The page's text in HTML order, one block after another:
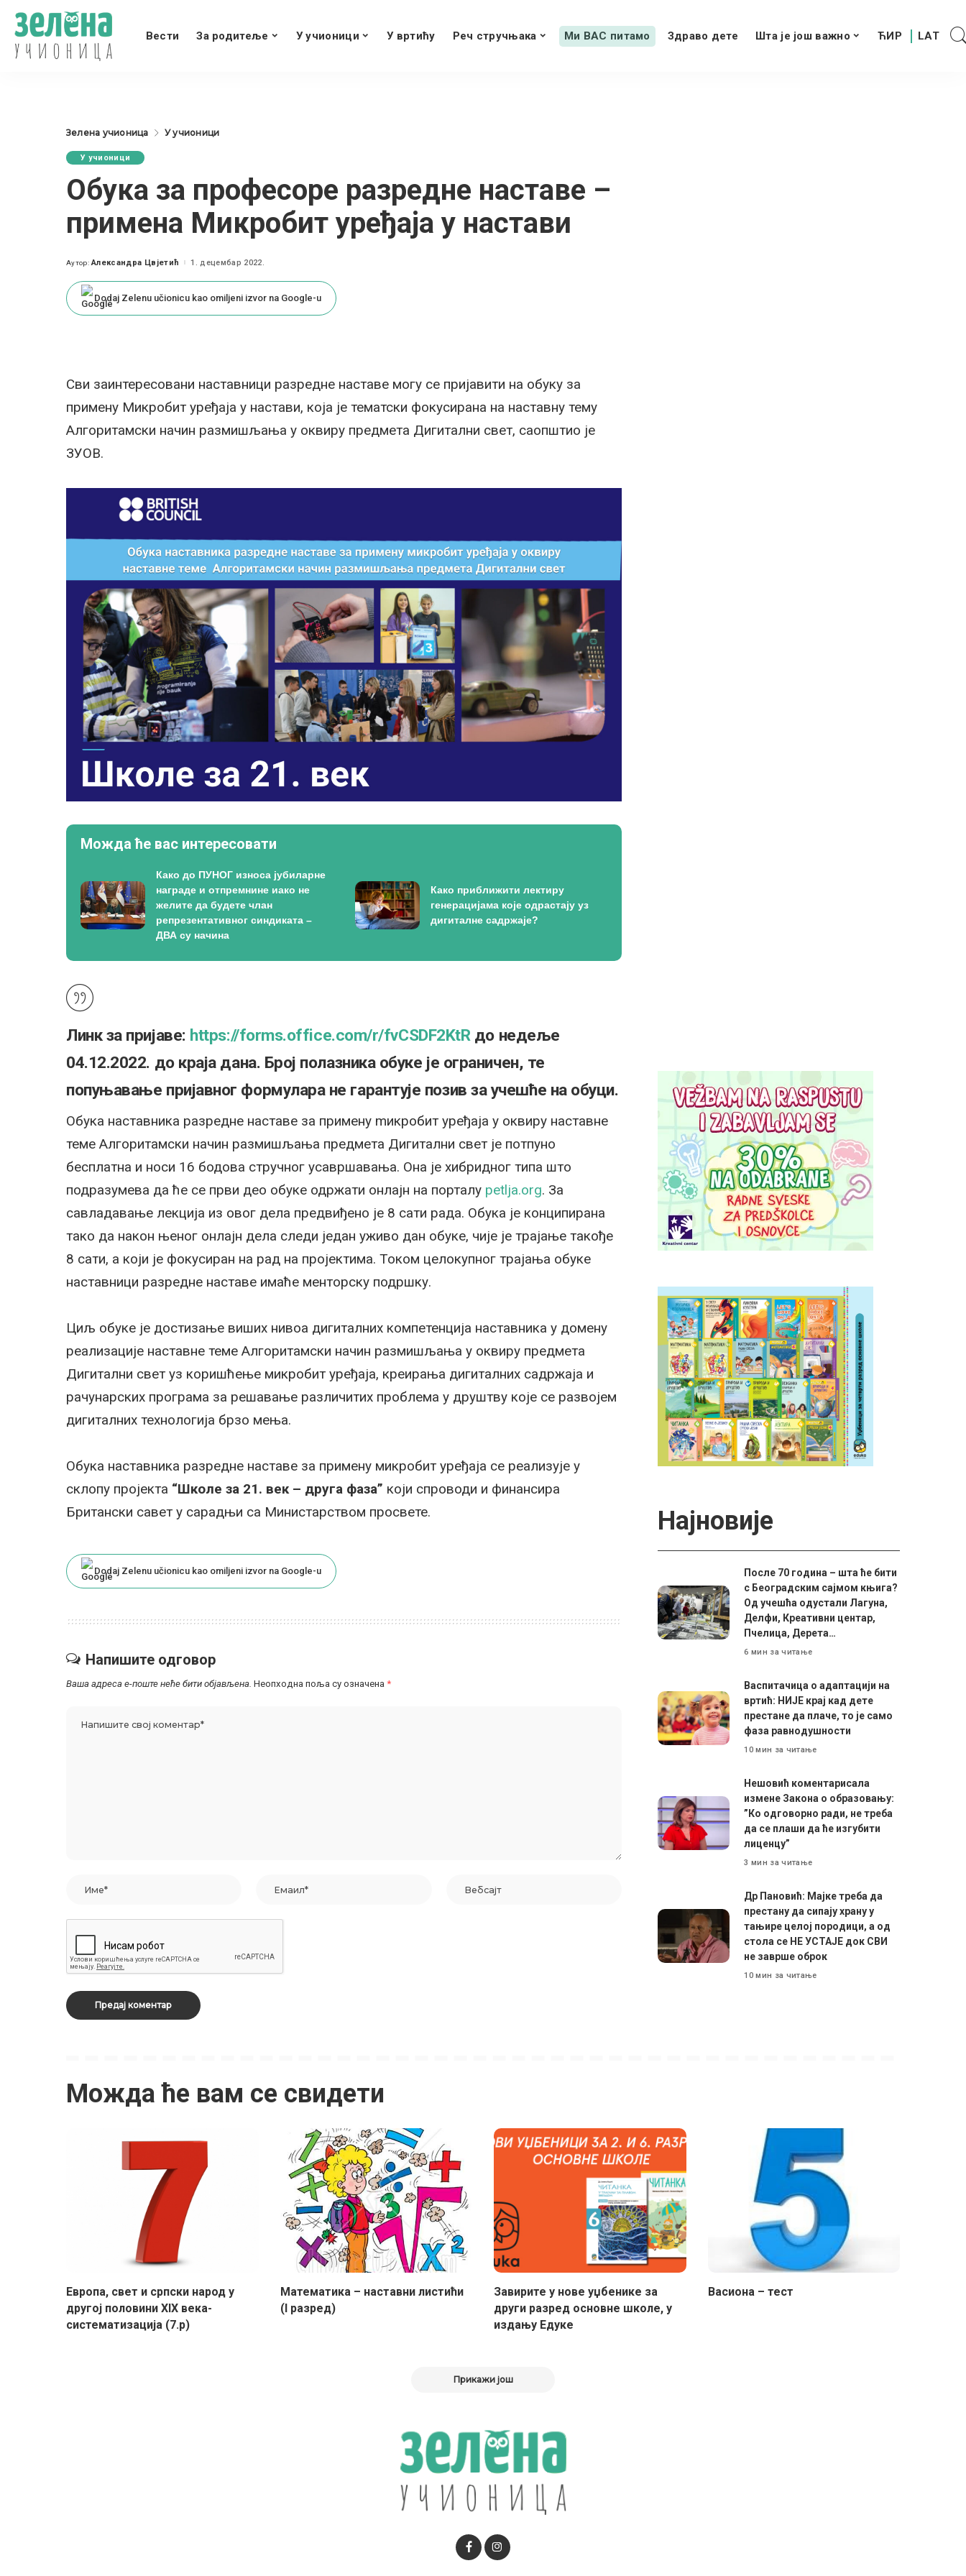
Вести За родитеље У учионици У вртићу Реч стручњака Ми ВАС питамо Здраво дете Шта је још важно
Зелена учионица У учионици
У учионици
Обука за професоре разредне наставе –
примена Микробит уређаја у настави
Posted
Аутор: Александра Цвјетић 1. децембар 2022.
Dodaj Zelenu učionicu kao omiljeni izvor na Google-u
Сви заинтересовани наставници разредне наставе могу се пријавити на обуку за
примену Микробит уређаја у настави, која је тематски фокусирана на наставну тему
Алгоритамски начин размишљања у оквиру предмета Дигитални свет, саопштио је
ЗУОВ.
Можда ће вас интересовати
Како до ПУНОГ износа јубиларне
награде и отпремнине иако не
желите да будете члан
репрезентативног синдиката –
ДВА су начина
Како приближити лектиру
генерацијама које одрастају уз
дигиталне садржаје?
Линк за пријаве: https://forms.office.com/r/fvCSDF2KtRдо недеље
04.12.2022. до краја дана. Број полазника обуке је ограничен, те
попуњавање пријавног формулара не гарантује позив за учешће на обуци.
Обука наставника разредне наставе за примену mикробит уређаја у оквиру наставне
теме Алгоритамски начин размишљања предмета Дигитални свет је потпуно
бесплатна и носи 16 бодова стручног усавршавања. Она је хибридног типа што
подразумева да ће се први део обуке одржати онлајн на порталу petlja.org. За
савладавање лекција из овог дела предвиђено је 8 сати рада. Обука је конципирана
тако да након њеног онлајн дела следи један уживо дан обуке, чије је трајање такође
8 сати, а који је фокусиран на рад на пројектима. Током целокупног трајања обуке
наставници разредне наставе имаће менторску подршку.
Циљ обуке је достизање виших нивоа дигиталних компетенција наставника у домену
реализације наставне теме Алгоритамски начин размишљања у оквиру предмета
Дигитални свет уз коришћење микробит уређаја, креирања дигиталних садржаја и
рачунарских програма за решавање различитих проблема у друштву које се развојем
дигиталних технологија брзо мења.
Обука наставника разредне наставе за примену микробит уређаја се реализује у
склопу пројекта “Школе за 21. век – друга фаза” који спроводи и финансира
Британски савет у сарадњи са Министарством просвете.
Dodaj Zelenu učionicu kao omiljeni izvor na Google-u
Напишите одговор
Ваша адреса е-поште неће бити објављена. Неопходна поља су означена *
Најновије
После 70 година – шта ће бити
с Београдским сајмом књига?
Од учешћа одустали Лагуна,
Делфи, Креативни центар,
Пчелица, Дерета…
6 мин за читање
Васпитачица о адаптацији на
вртић: НИЈЕ крај кад дете
престане да плаче, то је само
фаза равнодушности
10 мин за читање
Нешовић коментарисала
измене Закона о образовању:
”Ко одговорно ради, не треба
да се плаши да ће изгубити
лиценцу”
3 мин за читање
Др Пановић: Мајке треба да
престану да сипају храну у
тањире целој породици, а од
стола се НЕ УСТАЈЕ док СВИ
не заврше оброк
10 мин за читање
Можда ће вам се свидети
Европа, свет и српски народ у
другој половини XIX века-
систематизација (7.р)
Maтематика – наставни листићи
(I разред)
Завирите у новe уџбенике за
други разред основне школе, у
издању Едуке
Васиона – тест
Прикажи још